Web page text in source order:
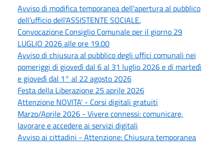
Avviso di modifica temporanea dell'apertura al pubblico
dell'ufficio dell'ASSISTENTE SOCIALE.
Convocazione Consiglio Comunale per il giorno 29
LUGLIO 2026 alle ore 19.00
Avviso di chiusura al pubblico degli uffici comunali nei
pomeriggi di giovedì dal 6 al 31 luglio 2026 e di martedì
e giovedì dal 1° al 22 agosto 2026
Festa della Liberazione 25 aprile 2026
Attenzione NOVITA' - Corsi digitali gratuiti
Marzo/Aprile 2026 - Vivere connessi: comunicare,
lavorare e accedere ai servizi digitali
Avviso ai cittadini - Attenzione: Chiusura temporanea